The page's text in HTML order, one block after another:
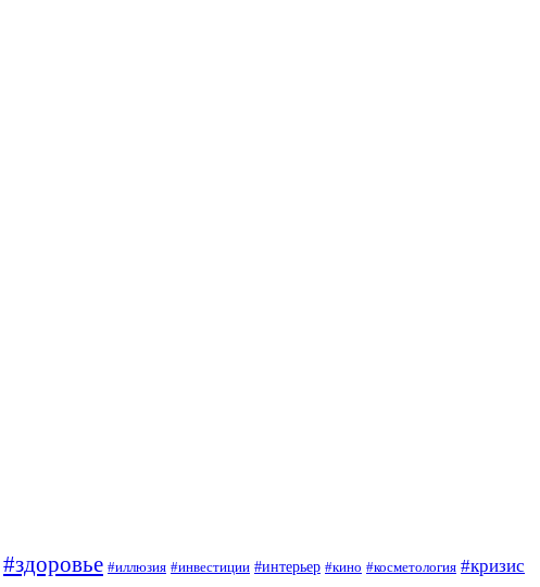
#здоровье #иллюзия #инвестиции #интерьер #кино #косметология #кризис